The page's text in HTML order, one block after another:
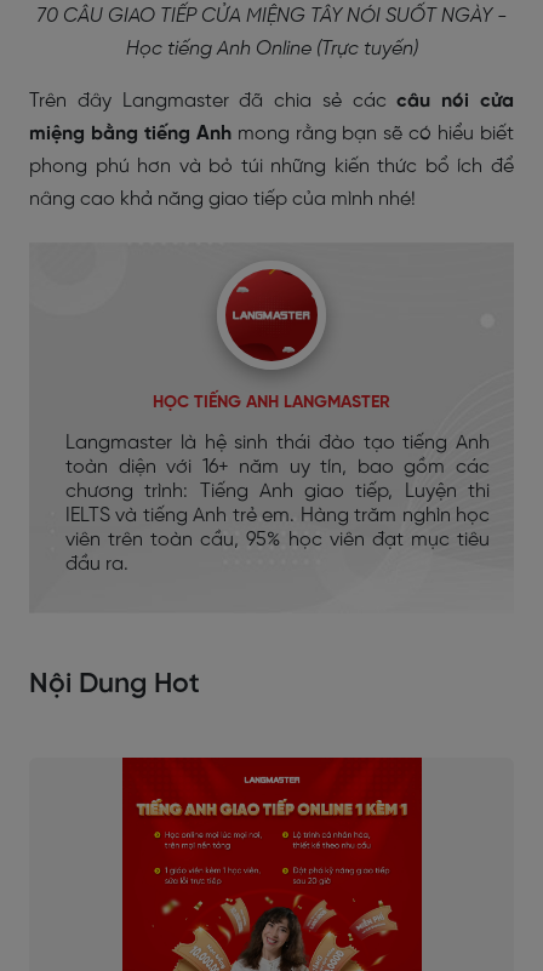
70 CÂU GIAO TIẾP CỬA MIỆNG TÂY NÓI SUỐT NGÀY -
Học tiếng Anh Online (Trực tuyến)
Trên đây Langmaster đã chia sẻ cáccâu nói cửa
miệng bằng tiếng Anh mong rằng bạn sẽ có hiểu biết
phong phú hơn và bỏ túi những kiến thức bổ ích để
nâng cao khả năng giao tiếp của mình nhé!
HỌC TIẾNG ANH LANGMASTER
Langmaster là hệ sinh thái đào tạo tiếng Anh
toàn diện với 16+ năm uy tín, bao gồm các
chương trình: Tiếng Anh giao tiếp, Luyện thi
IELTS và tiếng Anh trẻ em. Hàng trăm nghìn học
viên trên toàn cầu, 95% học viên đạt mục tiêu
đầu ra.
Nội Dung Hot